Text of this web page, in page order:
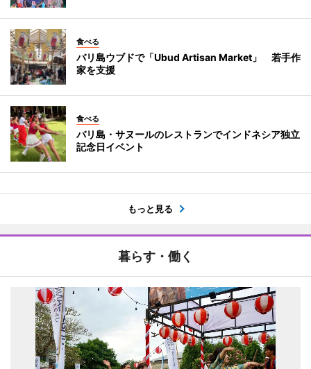
食べる
バリ島ウブドで「Ubud Artisan Market」 若手作
家を支援
食べる
バリ島・サヌールのレストランでインドネシア独立
記念日イベント
もっと見る
暮らす・働く